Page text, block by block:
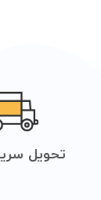
تحویل